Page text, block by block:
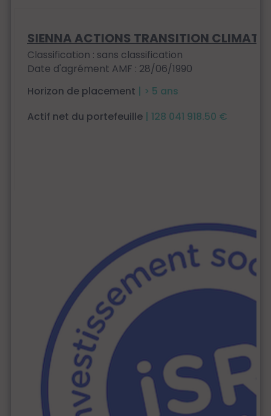
SIENNA ACTIONS TRANSITION CLIMAT
Classification : sans classification
Date d'agrément AMF : 28/06/1990
Horizon de placement | > 5 ans
Actif net du portefeuille | 128 041 918.50 €